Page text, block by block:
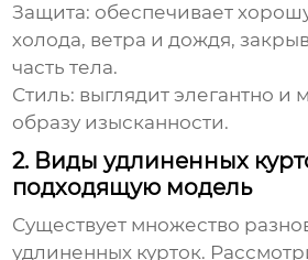
Защита: обеспечивает
холода, ветра и дождя,
часть тела.
Стиль: выглядит элегантно и
образу изысканности.
2. Виды удлиненных
подходящую модель
Существует множество
удлиненных курток.